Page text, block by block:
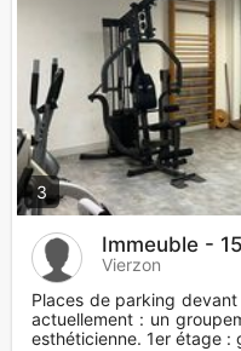
3
Immeuble -
Vierzon
Places de parking
actuellement : un
esthéticienne. 1er étage :